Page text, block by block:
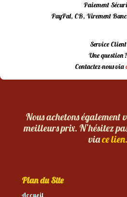
Paiement
PayPal, CB, Virement
Service Client
Une question ?
Contactez-nous via
Nous achetons également
meilleurs prix. N’hésitez
viace lien.
Plan du Site
Accueil